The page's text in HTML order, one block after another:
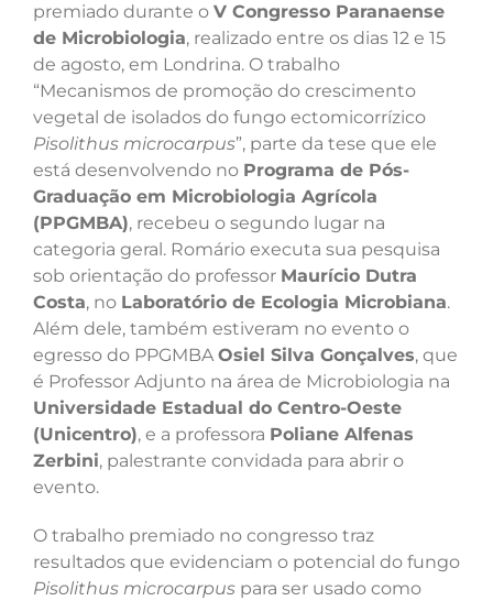
premiado durante o V Congresso Paranaense
de Microbiologia, realizado entre os dias 12 e 15
de agosto, em Londrina. O trabalho
“Mecanismos de promoção do crescimento
vegetal de isolados do fungo ectomicorrízico
Pisolithus microcarpus”, parte da tese que ele
está desenvolvendo no Programa de Pós-
Graduação em Microbiologia Agrícola
(PPGMBA), recebeu o segundo lugar na
categoria geral. Romário executa sua pesquisa
sob orientação do professor Maurício Dutra
Costa, no Laboratório de Ecologia Microbiana.
Além dele, também estiveram no evento o
egresso do PPGMBAOsiel Silva Gonçalves, que
é Professor Adjunto na área de Microbiologia na
Universidade Estadual do Centro-Oeste
(Unicentro), e a professora Poliane Alfenas
Zerbini, palestrante convidada para abrir o
evento.
O trabalho premiado no congresso traz
resultados que evidenciam o potencial do fungo
Pisolithus microcarpus para ser usado como